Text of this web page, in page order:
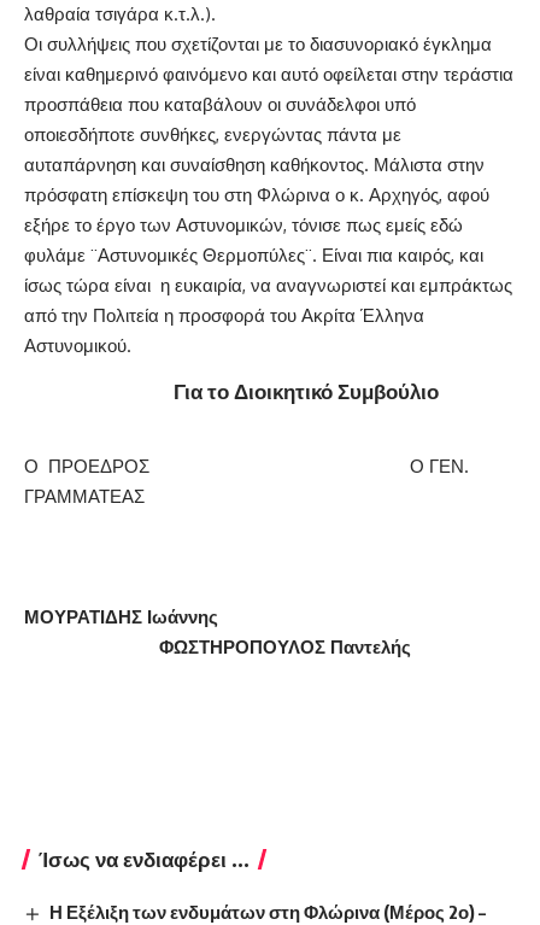
λαθραία τσιγάρα κ.τ.λ.).
Οι συλλήψεις που σχετίζονται με το διασυνοριακό έγκλημα
είναι καθημερινό φαινόμενο και αυτό οφείλεται στην τεράστια
προσπάθεια που καταβάλουν οι συνάδελφοι υπό
οποιεσδήποτε συνθήκες, ενεργώντας πάντα με
αυταπάρνηση και συναίσθηση καθήκοντος. Μάλιστα στην
πρόσφατη επίσκεψη του στη Φλώρινα ο κ. Αρχηγός, αφού
εξήρε το έργο των Αστυνομικών, τόνισε πως εμείς εδώ
φυλάμε ¨Αστυνομικές Θερμοπύλες¨. Είναι πια καιρός, και
ίσως τώρα είναι η ευκαιρία, να αναγνωριστεί και εμπράκτως
από την Πολιτεία η προσφορά του Ακρίτα Έλληνα
Αστυνομικού.
Για το Διοικητικό Συμβούλιο
Ο ΠΡΟΕΔΡΟΣ Ο ΓΕΝ.
ΓΡΑΜΜΑΤΕΑΣ
ΜΟΥΡΑΤΙΔΗΣ Ιωάννης
ΦΩΣΤΗΡΟΠΟΥΛΟΣ Παντελής
Ίσως να ενδιαφέρει ...
Η Εξέλιξη των ενδυμάτων στη Φλώρινα (Μέρος 2ο) –